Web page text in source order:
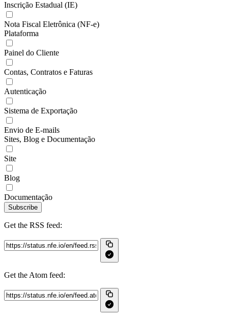
Inscrição Estadual (IE)
Nota Fiscal Eletrônica (NF-e)
Plataforma
Painel do Cliente
Contas, Contratos e Faturas
Autenticação
Sistema de Exportação
Envio de E-mails
Sites, Blog e Documentação
Site
Blog
Documentação
Subscribe
Get the RSS feed:
Get the Atom feed: